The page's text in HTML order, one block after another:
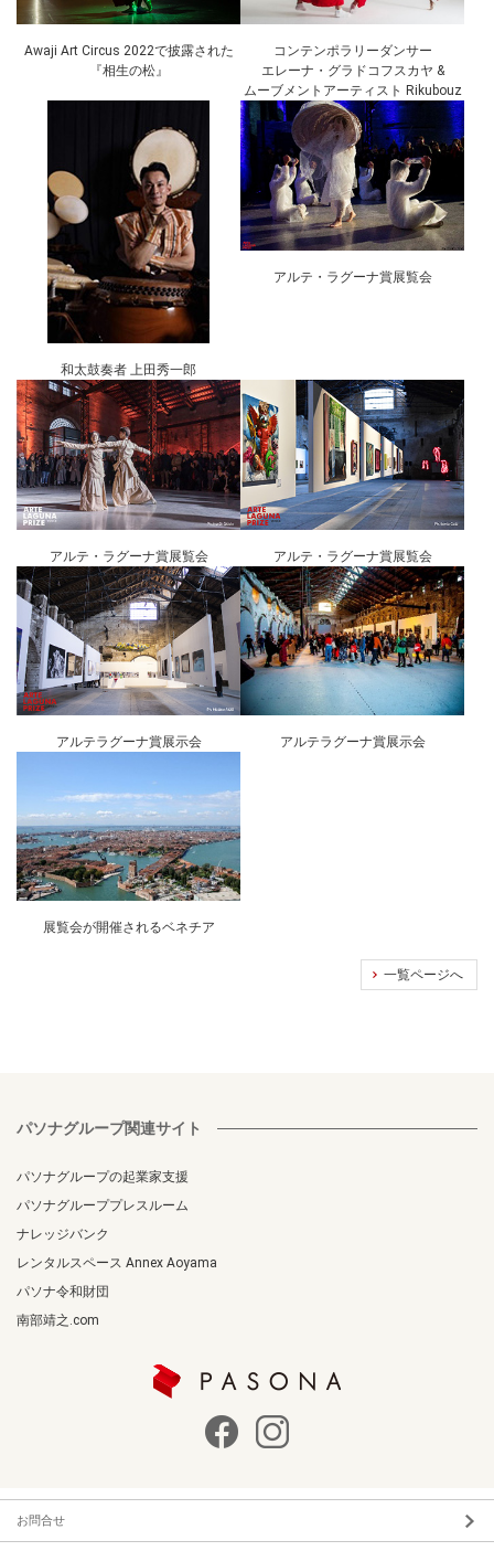
Awaji Art Circus 2022で披露された
『相生の松』
コンテンポラリーダンサー
エレーナ・グラドコフスカヤ &
ムーブメントアーティスト Rikubouz
和太鼓奏者 上田秀一郎
アルテ・ラグーナ賞展覧会
アルテ・ラグーナ賞展覧会 アルテ・ラグーナ賞展覧会
アルテラグーナ賞展示会 アルテラグーナ賞展示会
展覧会が開催されるベネチア
一覧ページへ
パソナグループ関連サイト
パソナグループの起業家支援
パソナグループプレスルーム
ナレッジバンク
レンタルスペース Annex Aoyama
パソナ令和財団
南部靖之.com
お問合せ